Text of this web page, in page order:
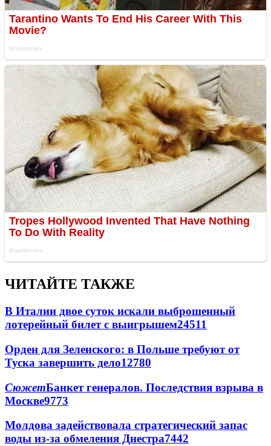
ЧИТАЙТЕ ТАКЖЕ
В Италии двое суток искали выброшенный
лотерейный билет с выигрышем24511
Орден для Зеленского: в Польше требуют от
Туска завершить дело12780
СюжетБанкет генералов. Последствия взрыва в
Москве9773
Молдова задействовала стратегический запас
воды из-за обмеления Днестра7442